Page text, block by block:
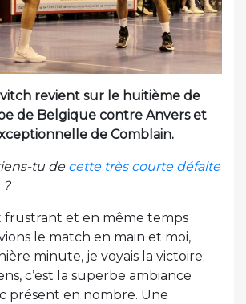
revient sur le huitième de
de Belgique contre Anvers et
de Comblain.
tu de cette très courte défaite
?
frustrant et en même temps
le match en main et moi,
minute, je voyais la victoire.
c’est la superbe ambiance
présent en nombre. Une